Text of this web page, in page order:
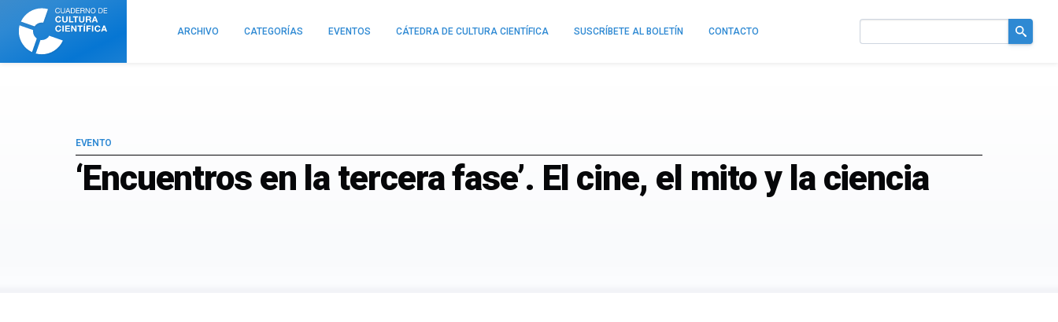
Cuaderno
Cultura
Científica
ARCHIVO CATEGORÍAS EVENTOS CÁTEDRA DE CULTURA CIENTÍFICA SUSCRÍBETE AL BOLETÍN CONTACTO
‘Encuentros en la tercera fase’. El cine, el mito y la ciencia
EVENTO